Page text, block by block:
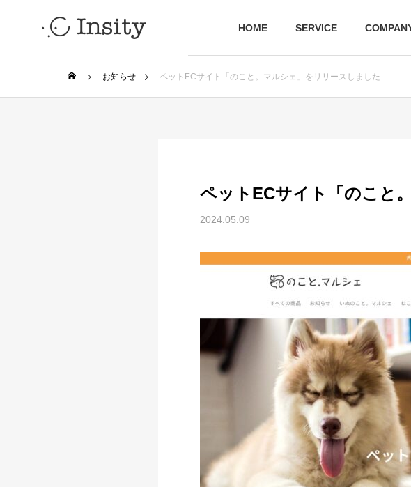
HOME SERVICE
社会的責任の活動
Insity note
お知らせ ペットECサイト「のこと。マルシェ」をリリースしました
ペットECサイト「のこと
2024.05.09